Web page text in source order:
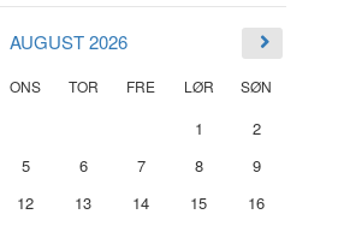
AUGUST 2026
ONS TOR FRE LØR SØN
1
2
5 6 7 8
9
12 13 14 15
16